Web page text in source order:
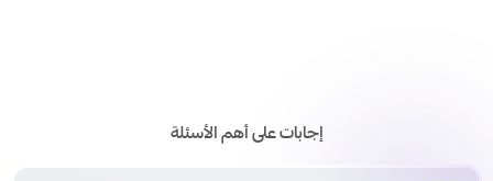
إجابات على أهم الأسئلة